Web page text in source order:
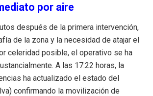
por aire
después de la primera intervención,
de la zona y la necesidad de atajar el
celeridad posible, el operativo se ha
A las 17:22 horas, la
ha actualizado el estado del
confirmando la movilización de